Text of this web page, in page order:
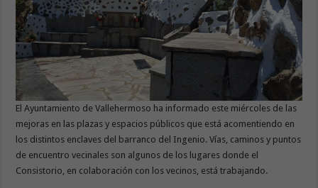
El Ayuntamiento de Vallehermoso ha informado este miércoles de las
mejoras en las plazas y espacios públicos que está acomentiendo en
los distintos enclaves del barranco del Ingenio. Vías, caminos y puntos
de encuentro vecinales son algunos de los lugares donde el
Consistorio, en colaboración con los vecinos, está trabajando.